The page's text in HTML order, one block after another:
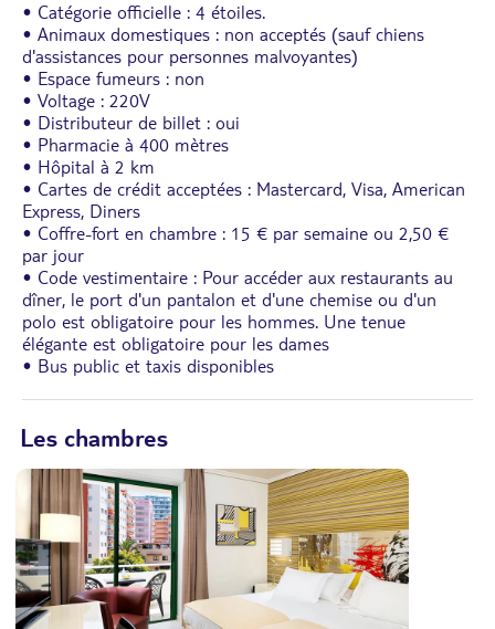
• Catégorie officielle : 4 étoiles.
• Animaux domestiques : non acceptés (sauf chiens
d'assistances pour personnes malvoyantes)
• Espace fumeurs : non
• Voltage : 220V
• Distributeur de billet : oui
• Pharmacie à 400 mètres
• Hôpital à 2 km
• Cartes de crédit acceptées : Mastercard, Visa, American
Express, Diners
• Coffre-fort en chambre : 15 € par semaine ou 2,50 €
par jour
• Code vestimentaire : Pour accéder aux restaurants au
dîner, le port d'un pantalon et d'une chemise ou d'un
polo est obligatoire pour les hommes. Une tenue
élégante est obligatoire pour les dames
• Bus public et taxis disponibles
Les chambres